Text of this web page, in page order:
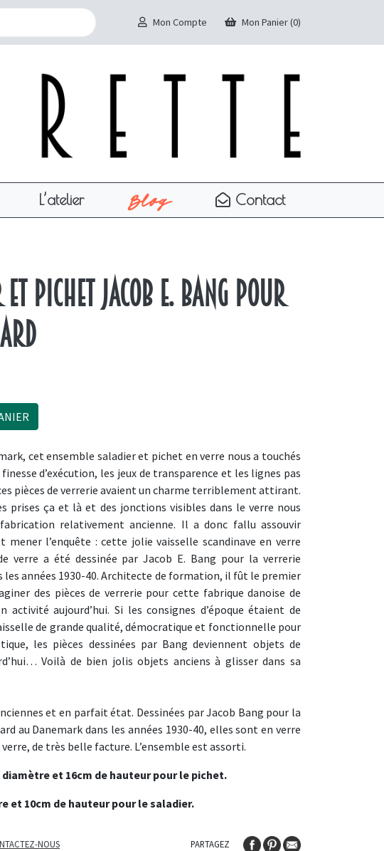
Mon Compte Mon Panier (0)
L’atelier Blog Contact
pichet Jacob E. Bang pour
cet ensemble saladier et pichet en verre nous a touchés
d’exécution, les jeux de transparence et les lignes pas
pièces de verrerie avaient un charme terriblement attirant.
prises ça et là et des jonctions visibles dans le verre nous
relativement ancienne. Il a donc fallu assouvir
mener l’enquête : cette jolie vaisselle scandinave en verre
verre a été dessinée par Jacob E. Bang pour la verrerie
les années 1930-40. Architecte de formation, il fût le premier
des pièces de verrerie pour cette fabrique danoise de
activité aujourd’hui. Si les consignes d’époque étaient de
de grande qualité, démocratique et fonctionnelle pour
les pièces dessinées par Bang deviennent objets de
Voilà de bien jolis objets anciens à glisser dans sa
et en parfait état. Dessinées par Jacob Bang pour la
au Danemark dans les années 1930-40, elles sont en verre
de très belle facture. L’ensemble est assorti.
diamètre et 16cm de hauteur pour le pichet.
et 10cm de hauteur pour le saladier.
NOUS PARTAGEZ